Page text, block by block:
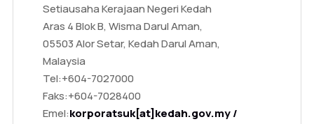
Setiausaha Kerajaan Negeri Kedah
Aras 4 Blok B, Wisma Darul Aman,
05503 Alor Setar, Kedah Darul Aman,
Malaysia
Tel:+604-7027000
Faks:+604-7028400
Emel:korporatsuk[at]kedah.gov.my /